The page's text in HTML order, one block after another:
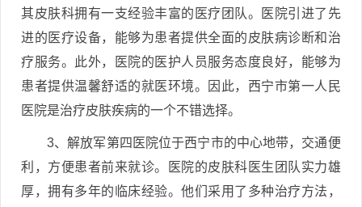
其皮肤科拥有一支经验丰富的医疗团队。医院引进了先
进的医疗设备，能够为患者提供全面的皮肤病诊断和治
疗服务。此外，医院的医护人员服务态度良好，能够为
患者提供温馨舒适的就医环境。因此，西宁市第一人民
医院是治疗皮肤疾病的一个不错选择。
3、解放军第四医院位于西宁市的中心地带，交通便
利，方便患者前来就诊。医院的皮肤科医生团队实力雄
厚，拥有多年的临床经验。他们采用了多种治疗方法，